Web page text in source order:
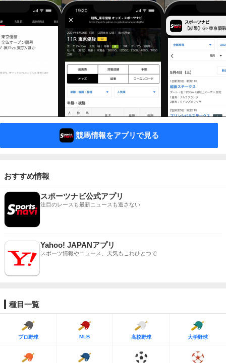
競馬情報をアプリで見る
おすすめ情報
スポーツナビ公式アプリ
注目のレースも最新ニュースも逃さない
Yahoo! JAPANアプリ
スポーツ情報やニュース、天気もこれひとつで
種目一覧
プロ野球 MLB 高校野球 大学野球